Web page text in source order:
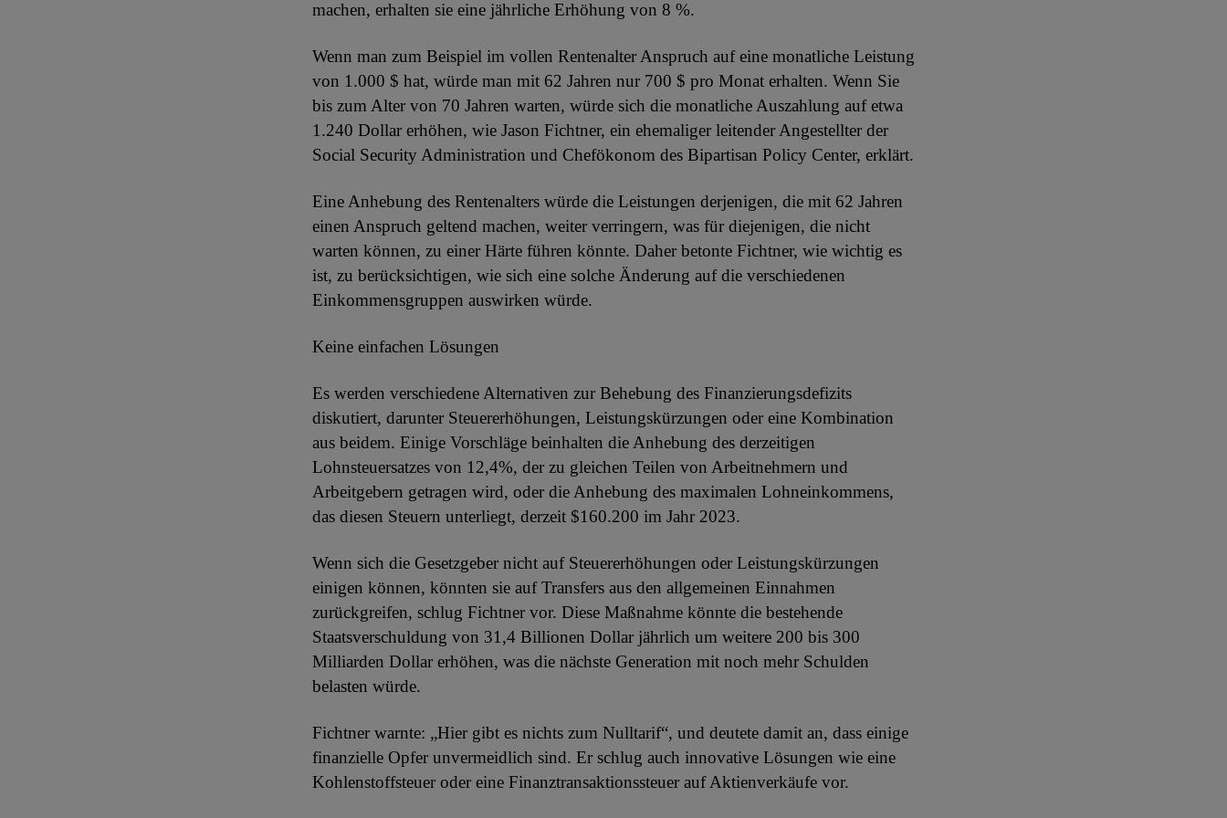
machen, erhalten sie eine jährliche Erhöhung von 8 %.
Wenn man zum Beispiel im vollen Rentenalter Anspruch auf eine monatliche Leistung
von 1.000 $ hat, würde man mit 62 Jahren nur 700 $ pro Monat erhalten. Wenn Sie
bis zum Alter von 70 Jahren warten, würde sich die monatliche Auszahlung auf etwa
1.240 Dollar erhöhen, wie Jason Fichtner, ein ehemaliger leitender Angestellter der
Social Security Administration und Chefökonom des Bipartisan Policy Center, erklärt.
Eine Anhebung des Rentenalters würde die Leistungen derjenigen, die mit 62 Jahren
einen Anspruch geltend machen, weiter verringern, was für diejenigen, die nicht
warten können, zu einer Härte führen könnte. Daher betonte Fichtner, wie wichtig es
ist, zu berücksichtigen, wie sich eine solche Änderung auf die verschiedenen
Einkommensgruppen auswirken würde.
Keine einfachen Lösungen
Es werden verschiedene Alternativen zur Behebung des Finanzierungsdefizits
diskutiert, darunter Steuererhöhungen, Leistungskürzungen oder eine Kombination
aus beidem. Einige Vorschläge beinhalten die Anhebung des derzeitigen
Lohnsteuersatzes von 12,4%, der zu gleichen Teilen von Arbeitnehmern und
Arbeitgebern getragen wird, oder die Anhebung des maximalen Lohneinkommens,
das diesen Steuern unterliegt, derzeit $160.200 im Jahr 2023.
Wenn sich die Gesetzgeber nicht auf Steuererhöhungen oder Leistungskürzungen
einigen können, könnten sie auf Transfers aus den allgemeinen Einnahmen
zurückgreifen, schlug Fichtner vor. Diese Maßnahme könnte die bestehende
Staatsverschuldung von 31,4 Billionen Dollar jährlich um weitere 200 bis 300
Milliarden Dollar erhöhen, was die nächste Generation mit noch mehr Schulden
belasten würde.
Fichtner warnte: „Hier gibt es nichts zum Nulltarif“, und deutete damit an, dass einige
finanzielle Opfer unvermeidlich sind. Er schlug auch innovative Lösungen wie eine
Kohlenstoffsteuer oder eine Finanztransaktionssteuer auf Aktienverkäufe vor.